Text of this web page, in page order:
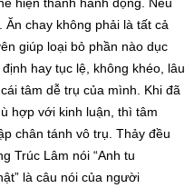
chay không phải là tất cả
giúp loại bỏ phần nào dục
hay tục lệ, không khéo, lâu
tâm dễ trụ của mình. Khi đã
hợp với kinh luận, thì tâm
chân tánh vô trụ. Thảy đều
Trúc Lâm nói “Anh tu
là câu nói của người